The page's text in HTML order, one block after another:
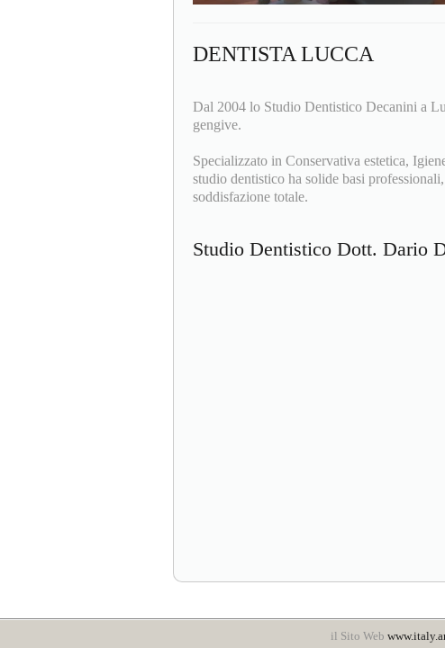
DENTISTA LUCCA
Dal 2004 lo Studio Dentistico Decanini a
gengive.
Specializzato in Conservativa estetica,
studio dentistico ha solide basi
soddisfazione totale.
Studio Dentistico Dott. Dario
il Sito Web